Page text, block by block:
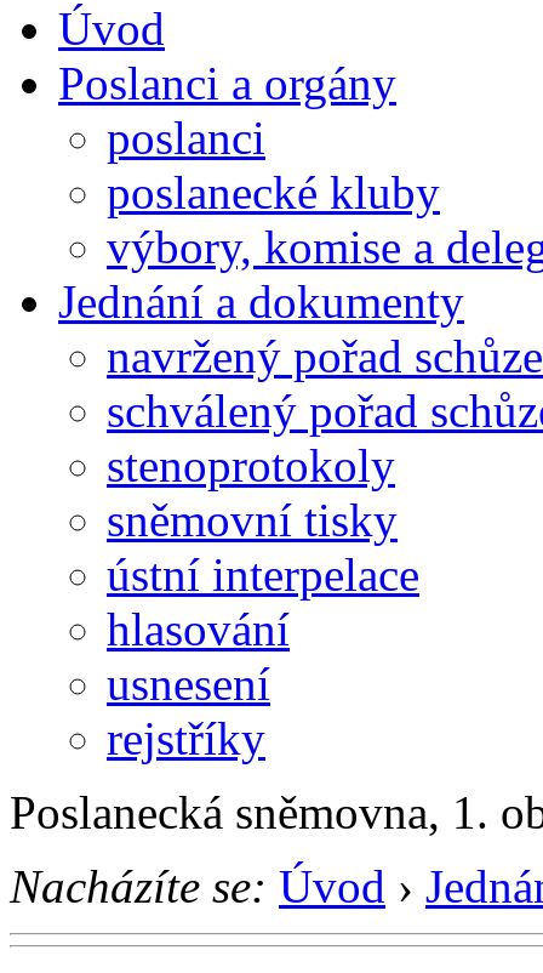
Úvod
Poslanci a orgány
poslanci
poslanecké kluby
výbory, komise a
Jednání a dokumenty
navržený pořad schůze
schválený pořad
stenoprotokoly
sněmovní tisky
ústní interpelace
hlasování
usnesení
rejstříky
Poslanecká sněmovna, 1.
Nacházíte se: Úvod ›